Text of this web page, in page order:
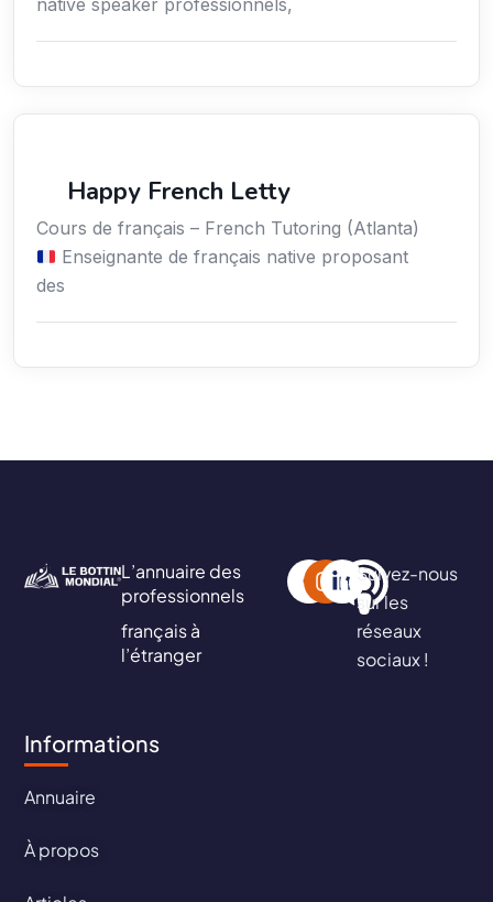
native speaker professionnels,
Happy French Letty
Cours de français – French Tutoring (Atlanta)
Enseignante de français native proposant
des
L’annuaire des
professionnels
français à
l’étranger
Suivez-nous
sur les
réseaux
sociaux !
Informations
Annuaire
À propos